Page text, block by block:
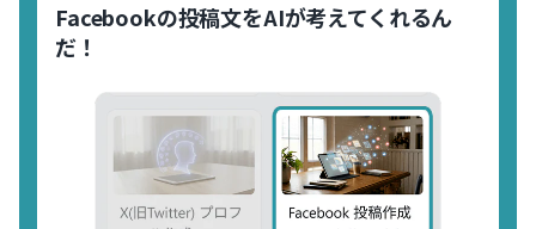
Facebookの投稿文をAIが考えてくれるん
だ！